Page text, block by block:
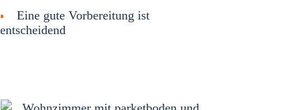
Eine gute Vorbereitung ist
entscheidend